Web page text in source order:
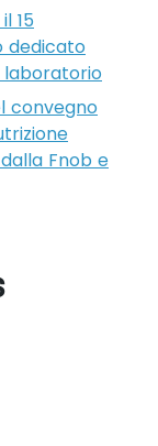
15
dedicato
laboratorio
convegno
Fnob e